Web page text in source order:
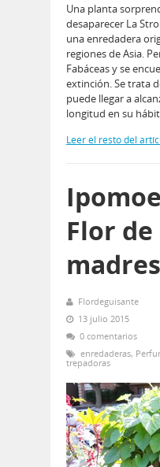
Una planta
desaparecer La
una enredadera
regiones de Asia.
Fabáceas y se
extinción. Se trata
puede llegar a
longitud en su
Leer el resto del
Flor
Flordeguisante
13 julio 2015
0 comentarios
enredaderas,
trepadoras